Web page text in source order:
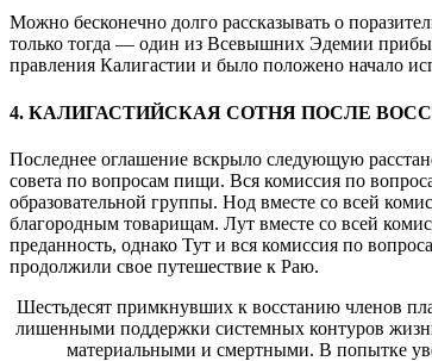
Можно бесконечно долго рассказывать о
только тогда — один из Всевышних Эдемии
правления Калигастии и было положено начало
4. КАЛИГАСТИЙСКАЯ СОТНЯ ПОСЛЕ
Последнее оглашение вскрыло следующую
совета по вопросам пищи. Вся комиссия по
образовательной группы. Нод вместе со всей
благородным товарищам. Лут вместе со всей
преданность, однако Тут и вся комиссия по
продолжили свое путешествие к Раю.
Шестьдесят примкнувших к восстанию членов
лишенными поддержки системных контуров
материальными и смертными. В попытке